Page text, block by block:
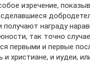
изречение,
получают награду
так точно
первыми и первые
христиане, и иудеи,